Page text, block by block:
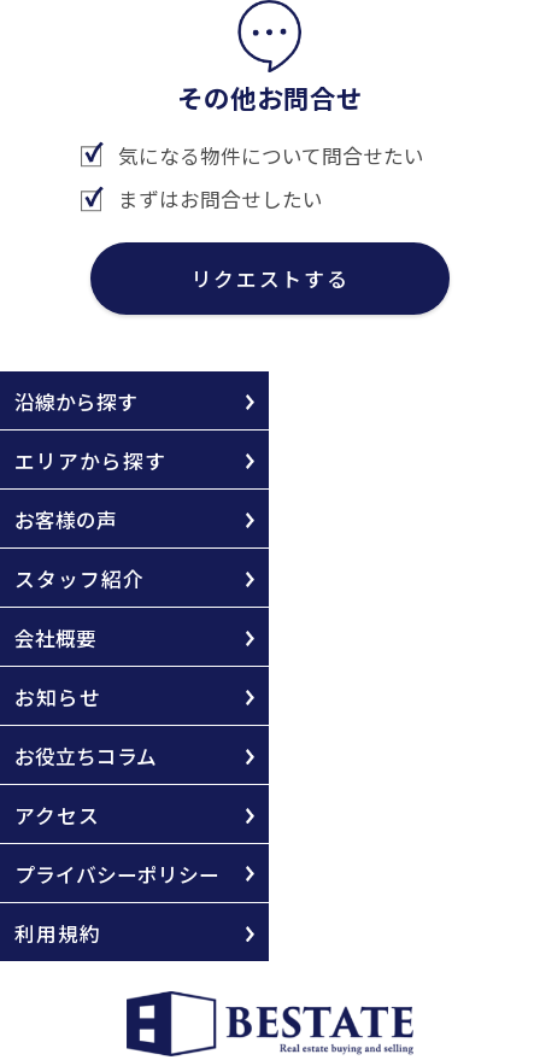
その他お問合せ
気になる物件について問合せたい
まずはお問合せしたい
リクエストする
沿線から探す
エリアから探す
お客様の声
スタッフ紹介
会社概要
お知らせ
お役立ちコラム
アクセス
プライバシーポリシー
利用規約